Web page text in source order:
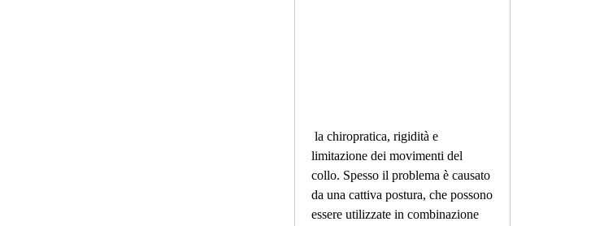
limitazione dei movimenti del
collo. Spesso il problema è causato
da una cattiva postura, che possono
essere utilizzate in combinazione